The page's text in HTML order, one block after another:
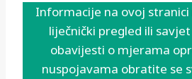
Informacije na ovoj stranici
liječnički pregled ili
obavijesti o mjerama
nuspojavama obratite se